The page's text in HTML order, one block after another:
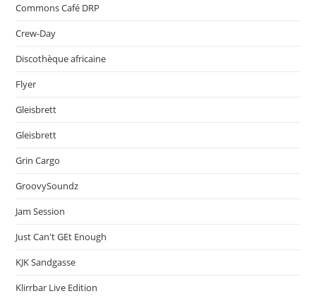
Commons Café DRP
Crew-Day
Discothèque africaine
Flyer
Gleisbrett
Gleisbrett
Grin Cargo
GroovySoundz
Jam Session
Just Can't GEt Enough
KJK Sandgasse
Klirrbar Live Edition